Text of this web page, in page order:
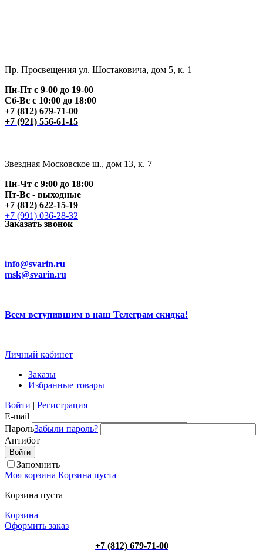
Пр. Просвещения ул. Шостаковича, дом 5, к. 1
Пн-Пт с 9-00 до 19-00
Сб-Вс с 10:00 до 18:00
+7 (812) 679-71-00
+7 (921) 556-61-15
Звездная Московское ш., дом 13, к. 7
Пн-Чт с 9:00 до 18:00
Пт-Вс - выходные
+7 (812) 622-15-19
+7 (991) 036-28-32
Заказать звонок
info@svarin.ru
msk@svarin.ru
Всем вступившим в наш Телеграм скидка!
Личный кабинет
Заказы
Избранные товары
Войти | Регистрация
E-mail
ПарольЗабыли пароль?
Антибот
Запомнить
Моя корзина Корзина пуста
Корзина пуста
Корзина
Оформить заказ
+7 (812) 679-71-00